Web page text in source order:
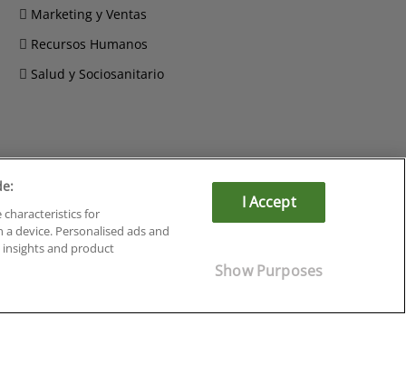
Marketing y Ventas
Recursos Humanos
Salud y Sociosanitario
Cursos en Tarragona
Cursos en Tenerife
Cursos en Toledo
Cursos en Zaragoza
characteristics for
device. Personalised ads and
and product
I Accept
Show Purposes